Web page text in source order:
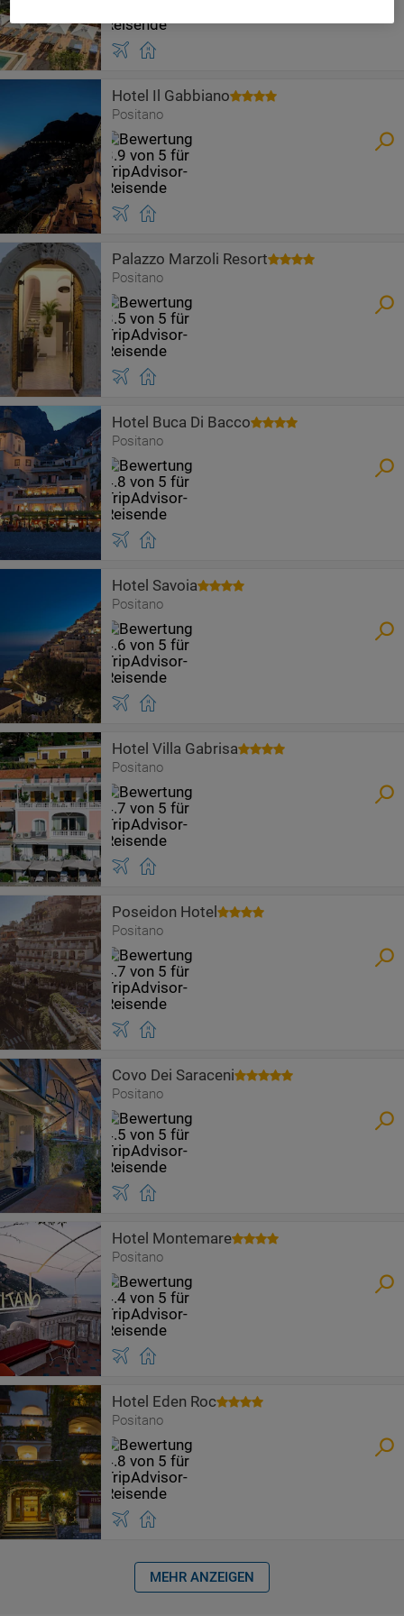
Hotel Il Gabbiano
Positano
Palazzo Marzoli Resort
Positano
Hotel Buca Di Bacco
Positano
Hotel Savoia
Positano
Hotel Villa Gabrisa
Positano
Poseidon Hotel
Positano
Covo Dei Saraceni
Positano
Hotel Montemare
Positano
Hotel Eden Roc
Positano
MEHR ANZEIGEN